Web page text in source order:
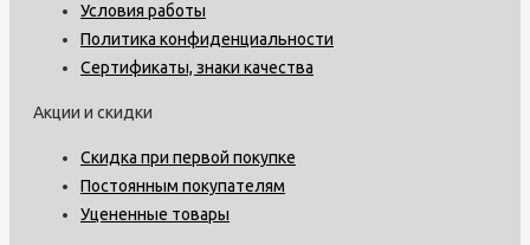
Условия работы
Политика конфиденциальности
Сертификаты, знаки качества
Акции и скидки
Скидка при первой покупке
Постоянным покупателям
Уцененные товары